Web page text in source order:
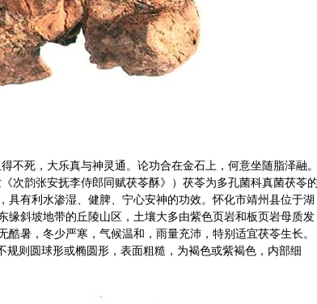
不死，大乐真与神灵通。论功合在金石上，何意坐随脂泽融
次韵张安抚李侍郎同赋茯苓酥》）茯苓为多孔菌科真菌茯苓
具有利水渗湿、健脾、宁心安神的功效。怀化市靖州县位于湖
缘斜坡地带的丘陵山区，土壤大多由紫色页岩和板页岩母质发
暑，冬少严寒，气候温和，雨量充沛，特别适宜茯苓生长。
则圆球形或椭圆形，表面粗糙，为褐色或紫褐色，内部细